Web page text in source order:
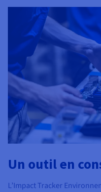
Un outil en
L’Impact Tracker